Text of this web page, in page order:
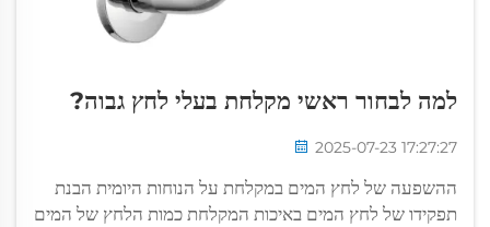
למה לבחור ראשי מקלחת בעלי לחץ גבוה?
2025-07-23 17:27:27
ההשפעה של לחץ המים במקלחת על הנוחות היומית הבנת
תפקידו של לחץ המים באיכות המקלחת כמות הלחץ של המים